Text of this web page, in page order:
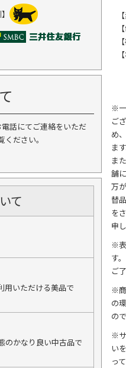
話にてご連絡をいただ
ださい。
て
用いただける美品で
のかなり良い中古品で
※
ご
め、
ます
ま
舗
万
替
を
申
※
す
ご
※
の
の
※
い
っ